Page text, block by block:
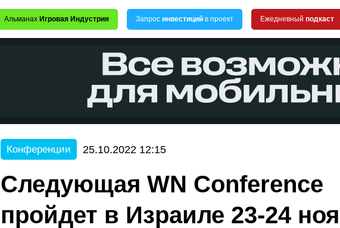
Альманах Игровая Индустрия Запрос инвестиций в проект Ежедневный подкаст
Конференции 25.10.2022 12:15
Следующая WN Conference
пройдет в Израиле 23-24